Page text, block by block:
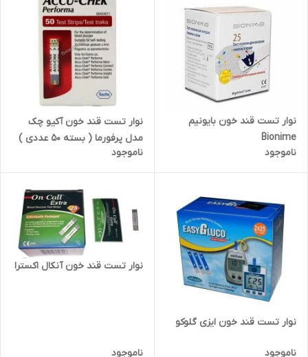
نوار تست قند خون بایونیم
Bionime
ناموجود
نوار تست قند خون آکیو چک
مدل پرفورما ( بسته 50 عددی )
ناموجود
نوار تست قند خون ایزی گلوکو
ناموجود
نوار تست قند خون آنکال اکسترا
ناموجود